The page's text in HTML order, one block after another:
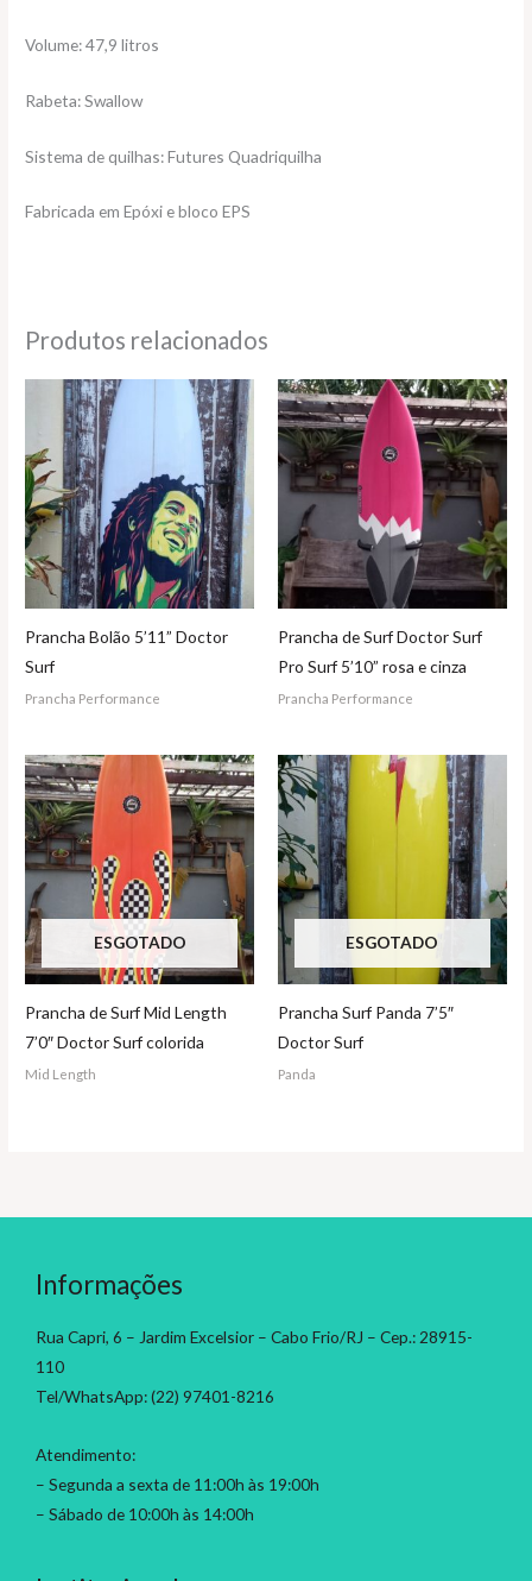
Volume: 47,9 litros
Rabeta: Swallow
Sistema de quilhas: Futures Quadriquilha
Fabricada em Epóxi e bloco EPS
Produtos relacionados
Prancha Bolão 5’11” Doctor
Surf
Prancha Performance
Prancha de Surf Doctor Surf
Pro Surf 5’10” rosa e cinza
Prancha Performance
ESGOTADO
Prancha de Surf Mid Length
7’0″ Doctor Surf colorida
Mid Length
ESGOTADO
Prancha Surf Panda 7’5″
Doctor Surf
Panda
Informações
Rua Capri, 6 – Jardim Excelsior – Cabo Frio/RJ – Cep.: 28915-
110
Tel/WhatsApp: (22) 97401-8216
Atendimento:
– Segunda a sexta de 11:00h às 19:00h
– Sábado de 10:00h às 14:00h